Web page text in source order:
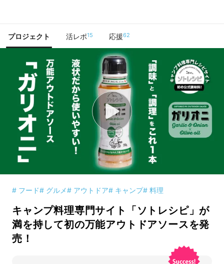
プロジェクト 活レポ15 応援62
# フード# グルメ# アウトドア# キャンプ# 料理
キャンプ料理専門サイト「ソトレシピ」が
満を持して初の万能アウトドアソースを発
売！